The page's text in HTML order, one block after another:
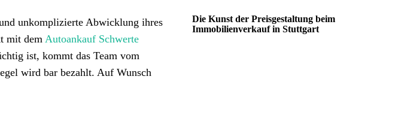
unkomplizierte Abwicklung ihres
mit dem Autoankauf Schwerte
ist, kommt das Team vom
wird bar bezahlt. Auf Wunsch
Die Kunst der Preisgestaltung beim
Immobilienverkauf in Stuttgart